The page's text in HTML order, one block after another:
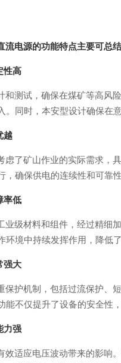
流电源的功能特点主要可总
性高
和测试，确保在煤矿等高风
。同时，本安型设计确保在
越
虑了矿山作业的实际需求，
，确保供电的连续性和可靠
率低
业级材料和组件，经过精细
环境中持续发挥作用，降低
强大
保护机制，包括过流保护、
能不仅提升了设备的安全性
力强
效适应电压波动带来的影响